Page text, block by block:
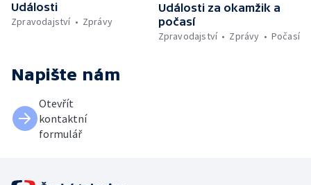
Události
Zpravodajství
Zprávy
Události za okamžik a
počasí
Zpravodajství
Zprávy Počasí
Napište nám
Otevřít
kontaktní
formulář